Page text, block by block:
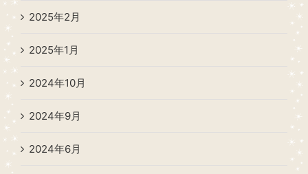
2025年2月
2025年1月
2024年10月
2024年9月
2024年6月